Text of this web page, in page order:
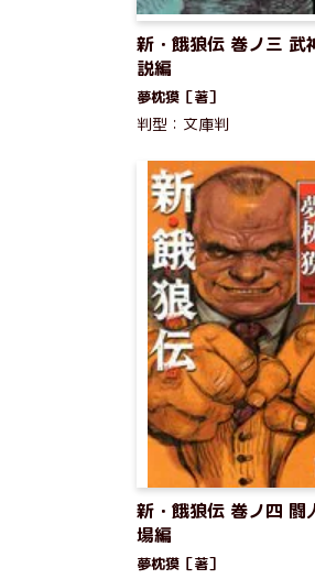
新・餓狼伝 巻ノ三 武
説編
夢枕獏［著］
判型：文庫判
新・餓狼伝 巻ノ四 闘
場編
夢枕獏［著］